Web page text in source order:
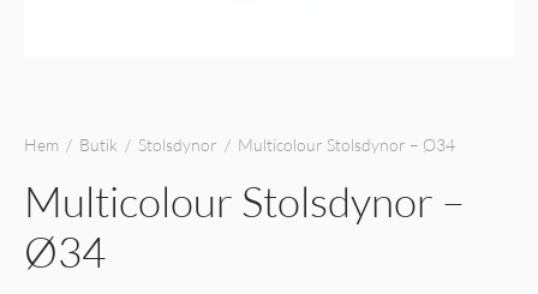
Hem / Butik / Stolsdynor / Multicolour Stolsdynor – Ø34
Multicolour Stolsdynor –
Ø34